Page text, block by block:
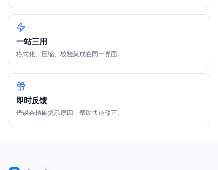
一站三用
格式化、压缩、校验集成在同一界面。
即时反馈
错误会精确提示原因，帮助快速修正。